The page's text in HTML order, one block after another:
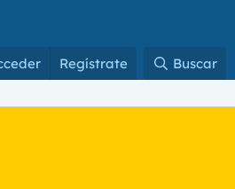
Regístrate Buscar